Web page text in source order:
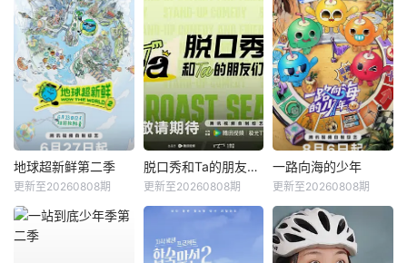
地球超新鲜第二季
更新至20260808期
脱口秀和Ta的朋友们第三季
更新至20260808期
一路向海的少年
更新至20260808期